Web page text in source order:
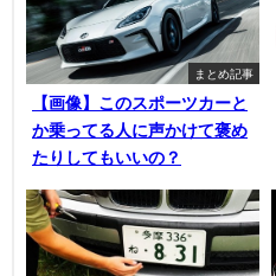
まとめ記事
【画像】このスポーツカーと
か乗ってる人に声かけて褒め
たりしてもいいの？